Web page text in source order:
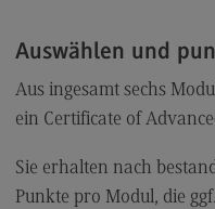
Auswählen und
Aus ingesamt sechs
ein Certificate of
Sie erhalten nach
Punkte pro Modul, die